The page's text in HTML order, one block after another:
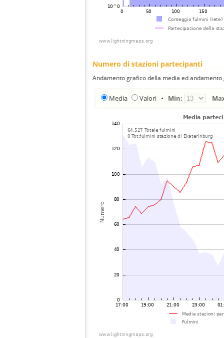
Numero di stazioni partecipanti
Andamento grafico della media ed
Media Valori • Min: